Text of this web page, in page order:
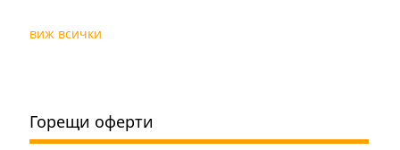
виж всички
Горещи оферти